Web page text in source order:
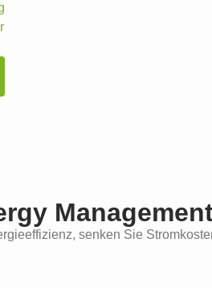
senken Sie